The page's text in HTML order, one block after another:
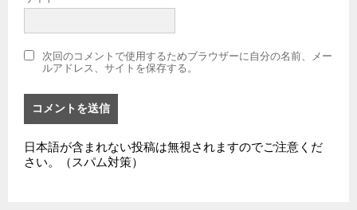
次回のコメントで使用するためブラウザーに自分の名前、メー
ルアドレス、サイトを保存する。
日本語が含まれない投稿は無視されますのでご注意くだ
さい。（スパム対策）